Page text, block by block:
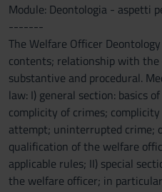
Module: Deontologia - aspetti
-------
The Welfare Officer
contents; relationship with
substantive and procedural.
law: I) general section: basics
complicity of crimes;
attempt; uninterrupted crime;
qualification of the welfare
applicable rules; II) special
the welfare officer; in